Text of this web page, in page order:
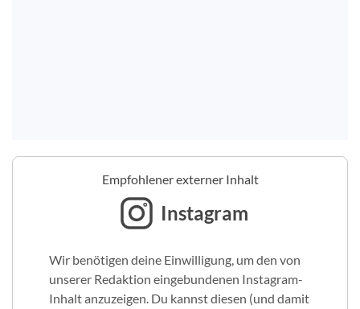
Empfohlener externer Inhalt
Instagram
Wir benötigen deine Einwilligung, um den von
unserer Redaktion eingebundenen Instagram-
Inhalt anzuzeigen. Du kannst diesen (und damit